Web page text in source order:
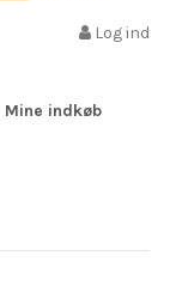
Log ind
Mine indkøb